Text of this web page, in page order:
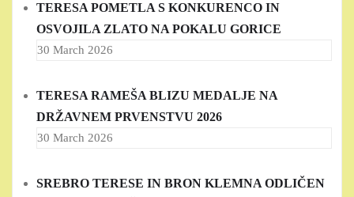
TERESA POMETLA S KONKURENCO IN
OSVOJILA ZLATO NA POKALU GORICE
30 March 2026
TERESA RAMEŠA BLIZU MEDALJE NA
DRŽAVNEM PRVENSTVU 2026
30 March 2026
SREBRO TERESE IN BRON KLEMNA ODLIČEN